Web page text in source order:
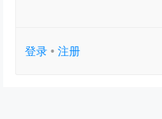
登录 •注册